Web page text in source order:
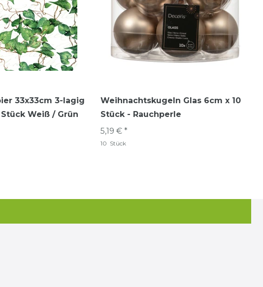
33x33cm 3-lagig
Weiß / Grün
Weihnachtskugeln Glas 6cm x 10
Stück - Rauchperle
5,19 € *
10 Stück